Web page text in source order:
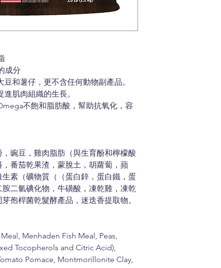
成分
和薯仔，更不含任何動物副產品。
肌肉組織的生長。
不飽和脂肪酸，幫助抗氧化，容
豌豆，雞肉脂肪（與生育酚和檸檬酸
番茄乾果渣，蒙脫土，胡蘿蔔，蘋
素（礦物質（（蛋白鋅，蛋白鐵，蛋
二氫碘化物，牛磺酸，凍乾雞，凍乾
孢桿菌乾髮酵產品，迷迭香提取物。
Menhaden Fish Meal, Peas,
Tocopherols and Citric Acid),
Pomace, Montmorillonite Clay,